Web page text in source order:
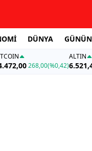
DÜNYA
268,00(%0,42)
ALTIN